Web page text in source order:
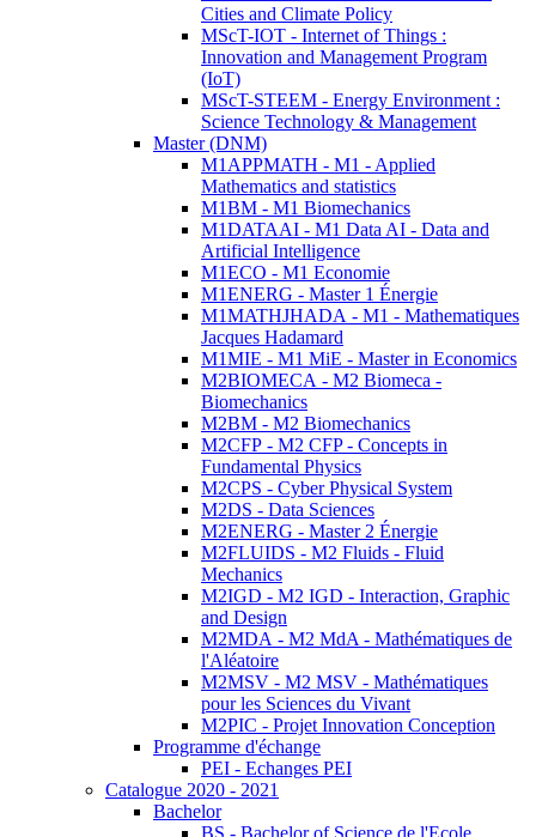
Cities and Climate Policy
MScT-IOT - Internet of Things :
Innovation and Management Program
(IoT)
MScT-STEEM - Energy Environment :
Science Technology & Management
Master (DNM)
M1APPMATH - M1 - Applied
Mathematics and statistics
M1BM - M1 Biomechanics
M1DATAAI - M1 Data AI - Data and
Artificial Intelligence
M1ECO - M1 Economie
M1ENERG - Master 1 Énergie
M1MATHJHADA - M1 - Mathematiques
Jacques Hadamard
M1MIE - M1 MiE - Master in Economics
M2BIOMECA - M2 Biomeca -
Biomechanics
M2BM - M2 Biomechanics
M2CFP - M2 CFP - Concepts in
Fundamental Physics
M2CPS - Cyber Physical System
M2DS - Data Sciences
M2ENERG - Master 2 Énergie
M2FLUIDS - M2 Fluids - Fluid
Mechanics
M2IGD - M2 IGD - Interaction, Graphic
and Design
M2MDA - M2 MdA - Mathématiques de
l'Aléatoire
M2MSV - M2 MSV - Mathématiques
pour les Sciences du Vivant
M2PIC - Projet Innovation Conception
Programme d'échange
PEI - Echanges PEI
Catalogue 2020 - 2021
Bachelor
BS - Bachelor of Science de l'Ecole